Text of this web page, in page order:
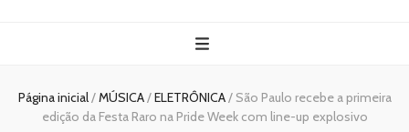
Página inicial/MÚSICA/ELETRÔNICA/ São Paulo recebe a primeira
edição da Festa Raro na Pride Week com line-up explosivo